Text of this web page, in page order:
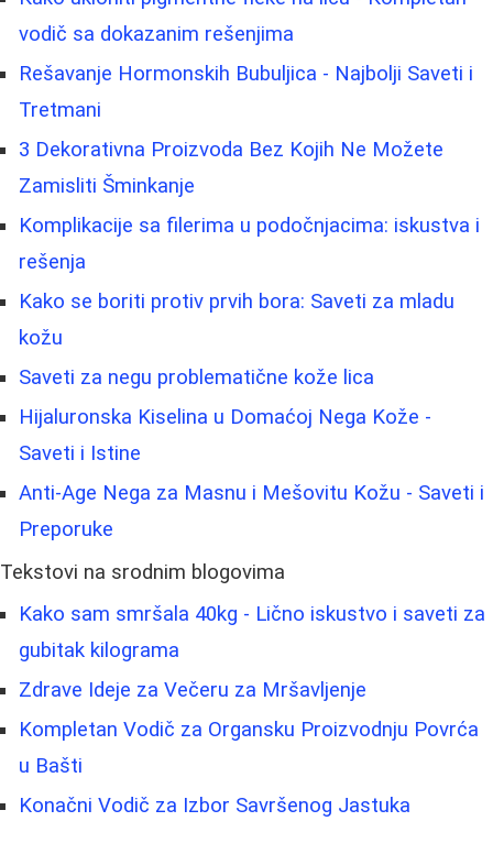
vodič sa dokazanim rešenjima
Rešavanje Hormonskih Bubuljica - Najbolji Saveti i
Tretmani
3 Dekorativna Proizvoda Bez Kojih Ne Možete
Zamisliti Šminkanje
Komplikacije sa filerima u podočnjacima: iskustva i
rešenja
Kako se boriti protiv prvih bora: Saveti za mladu
kožu
Saveti za negu problematične kože lica
Hijaluronska Kiselina u Domaćoj Nega Kože -
Saveti i Istine
Anti-Age Nega za Masnu i Mešovitu Kožu - Saveti i
Preporuke
Tekstovi na srodnim blogovima
Kako sam smršala 40kg - Lično iskustvo i saveti za
gubitak kilograma
Zdrave Ideje za Večeru za Mršavljenje
Kompletan Vodič za Organsku Proizvodnju Povrća
u Bašti
Konačni Vodič za Izbor Savršenog Jastuka